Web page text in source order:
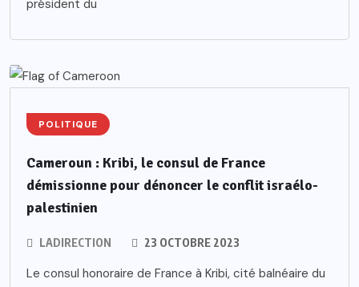
président du
POLITIQUE
Cameroun : Kribi, le consul de France
démissionne pour dénoncer le conflit israélo-
palestinien
LADIRECTION 23 OCTOBRE 2023
Le consul honoraire de France à Kribi, cité balnéaire du